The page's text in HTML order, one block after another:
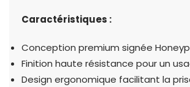
Caractéristiques :
Conception premium signée
Finition haute résistance pour un
Design ergonomique facilitant la